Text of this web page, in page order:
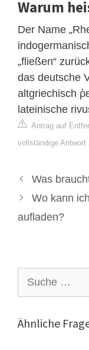
Warum
Der Name
„fließen“
das deutsche
altgriechisch
lateinische
Antrag auf
vollständige Antwort
Was
Wo kann
aufladen?
nach:
Ähnliche